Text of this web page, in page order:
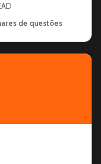
de questões